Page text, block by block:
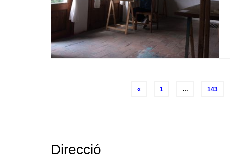
« 1 … 143
Direcció